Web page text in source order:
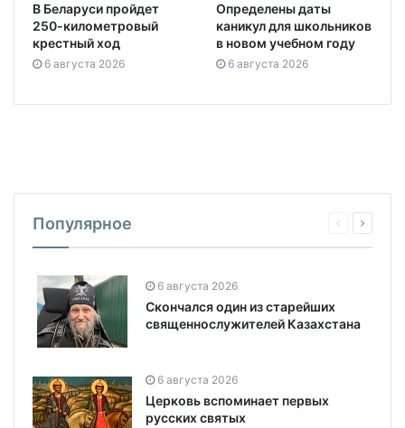
В Беларуси пройдет
250-километровый
крестный ход
6 августа 2026
Определены даты
каникул для школьников
в новом учебном году
6 августа 2026
Популярное
6 августа 2026
Скончался один из старейших
священнослужителей Казахстана
6 августа 2026
Церковь вспоминает первых
русских святых